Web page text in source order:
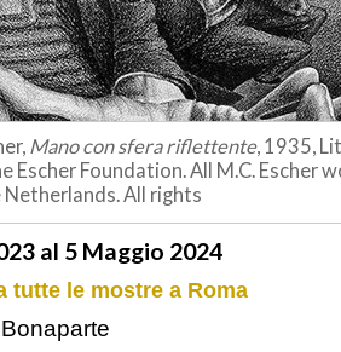
Mano con sfera riflettente, 1935,
Escher Foundation. All M.C. Escher
Netherlands. All rights
al 5 Maggio 2024
tutte le mostre a Roma